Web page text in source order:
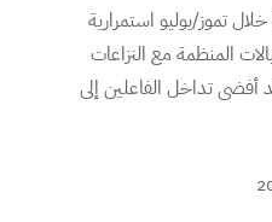
تموز/يوليو استمرارية
المنظمة مع النزاعات
أفضى تداخل الفاعلين إلى